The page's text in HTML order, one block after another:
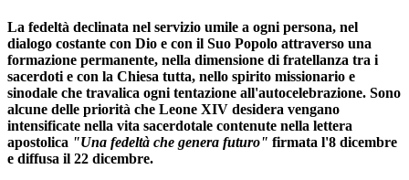
La fedeltà declinata nel servizio umile a ogni persona, nel
dialogo costante con Dio e con il Suo Popolo attraverso una
formazione permanente, nella dimensione di fratellanza tra i
sacerdoti e con la Chiesa tutta, nello spirito missionario e
sinodale che travalica ogni tentazione all'autocelebrazione. Sono
alcune delle priorità che Leone XIV desidera vengano
intensificate nella vita sacerdotale contenute nella lettera
apostolica "Una fedeltà che genera futuro" firmata l'8 dicembre
e diffusa il 22 dicembre.